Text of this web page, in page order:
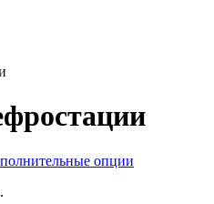
опции